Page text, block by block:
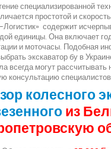
специализированной
простотой и
содержит
единицы. Она включает
и моточасы. Подобная
экскаватор бу в
всегда могут рассчитывать
консультацию
колесного
из